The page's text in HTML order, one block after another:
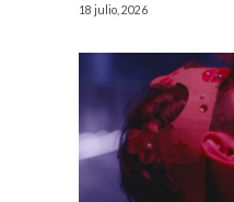
18 julio, 2026